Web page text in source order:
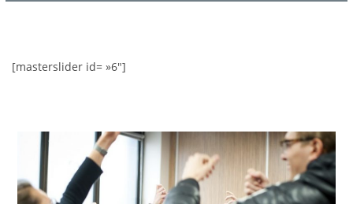
[masterslider id= »6″]